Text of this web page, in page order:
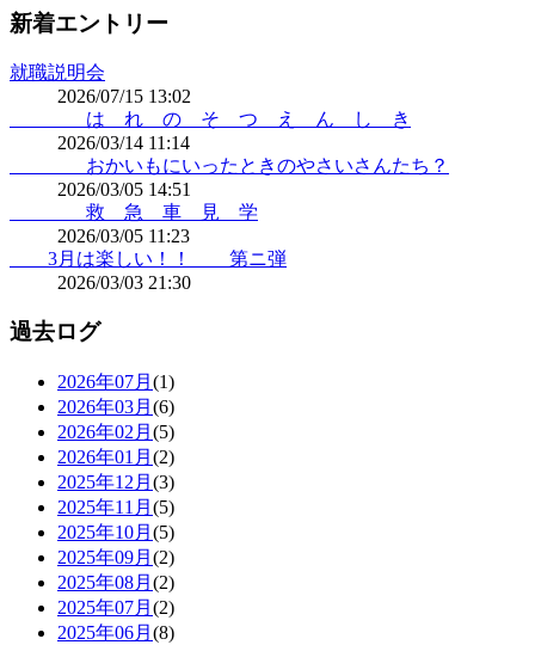
新着エントリー
就職説明会
2026/07/15 13:02
は れ の そ つ え ん し き
2026/03/14 11:14
おかいもにいったときのやさいさんたち？
2026/03/05 14:51
救 急 車 見 学
2026/03/05 11:23
3月は楽しい！！ 第ニ弾
2026/03/03 21:30
過去ログ
2026年07月 (1)
2026年03月 (6)
2026年02月 (5)
2026年01月 (2)
2025年12月 (3)
2025年11月 (5)
2025年10月 (5)
2025年09月 (2)
2025年08月 (2)
2025年07月 (2)
2025年06月 (8)